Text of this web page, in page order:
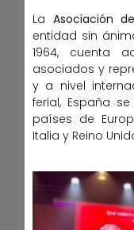
La Asociación
entidad sin
1964, cuenta
asociados y
y a nivel
ferial, España
países de
Italia y Reino